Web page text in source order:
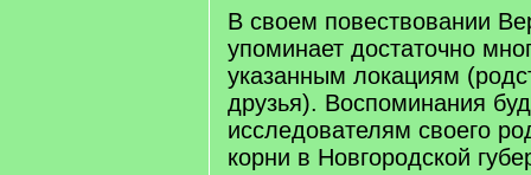
В своем повествовании
упоминает достаточно
указанным локациям
друзья). Воспоминания
исследователям своего
корни в Новгородской